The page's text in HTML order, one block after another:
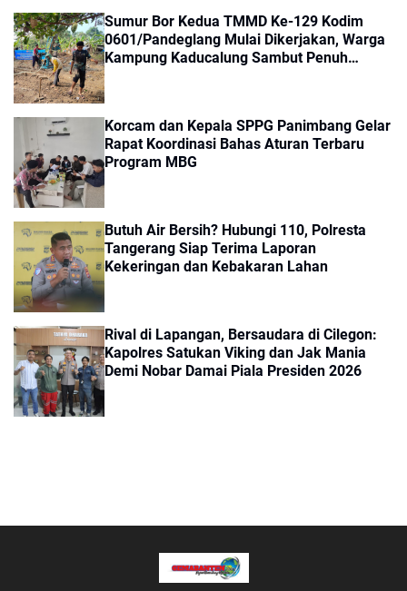
Sumur Bor Kedua TMMD Ke-129 Kodim
0601/Pandeglang Mulai Dikerjakan, Warga
Kampung Kaducalung Sambut Penuh
Korcam dan Kepala SPPG Panimbang Gelar
Rapat Koordinasi Bahas Aturan Terbaru
Program MBG
Butuh Air Bersih? Hubungi 110, Polresta
Tangerang Siap Terima Laporan
Kekeringan dan Kebakaran Lahan
Rival di Lapangan, Bersaudara di Cilegon:
Kapolres Satukan Viking dan Jak Mania
Demi Nobar Damai Piala Presiden 2026